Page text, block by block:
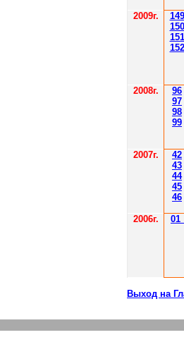
2009г.
149
150
151
152
2008г.
96
97
98
99
2007г.
42
43
44
45
46
2006г. 01
Выход на